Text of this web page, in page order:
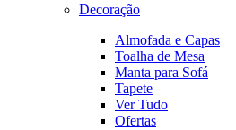
Decoração
Almofada e Capas
Toalha de Mesa
Manta para Sofá
Tapete
Ver Tudo
Ofertas